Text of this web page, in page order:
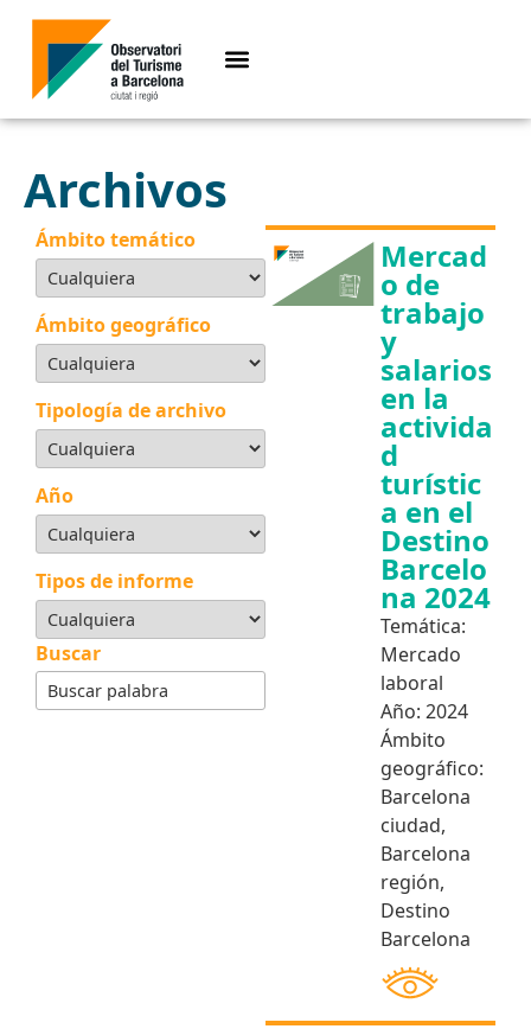
Archivos
Ámbito temático
Ámbito geográfico
Tipología de archivo
Año
Tipos de informe
Buscar
Mercad
o de
trabajo
y
salarios
en la
activida
d
turístic
a en el
Destino
Barcelo
na 2024
Temática:
Mercado
laboral
Año: 2024
Ámbito
geográfico:
Barcelona
ciudad,
Barcelona
región,
Destino
Barcelona